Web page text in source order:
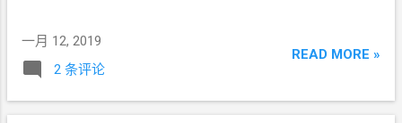
一月 12, 2019
2 条评论
READ MORE »